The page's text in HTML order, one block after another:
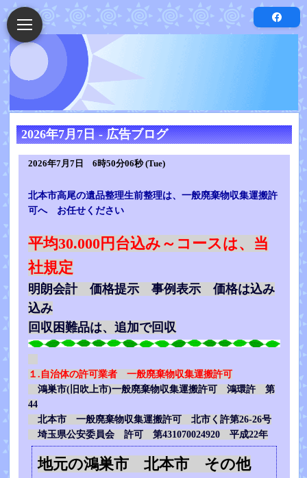
2026年7月7日 - 広告ブログ
2026年7月7日 6時50分06秒 (Tue)
北本市高尾の遺品整理生前整理は、一般廃棄物収集運搬許
可へ お任せください
平均30.000円台込み～コースは、当
社規定
明朗会計 価格提示 事例表示 価格は込み
込み
回収困難品は、追加で回収
１.自治体の許可業者 一般廃棄物収集運搬許可
鴻巣市(旧吹上市)一般廃棄物収集運搬許可 鴻環許 第
44
北本市 一般廃棄物収集運搬許可 北市く許第26-26号
埼玉県公安委員会 許可 第431070024920 平成22年
地元の鴻巣市 北本市 その他